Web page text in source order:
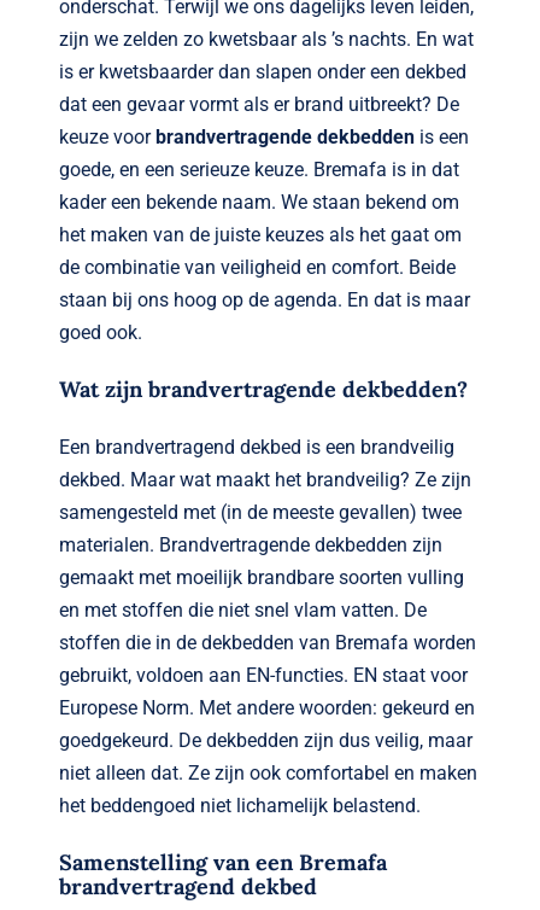
onderschat. Terwijl we ons dagelijks leven leiden,
zijn we zelden zo kwetsbaar als ’s nachts. En wat
is er kwetsbaarder dan slapen onder een dekbed
dat een gevaar vormt als er brand uitbreekt? De
keuze voor brandvertragende dekbeddenis een
goede, en een serieuze keuze. Bremafa is in dat
kader een bekende naam. We staan bekend om
het maken van de juiste keuzes als het gaat om
de combinatie van veiligheid en comfort. Beide
staan bij ons hoog op de agenda. En dat is maar
goed ook.
Wat zijn brandvertragende dekbedden?
Een brandvertragend dekbed is een brandveilig
dekbed. Maar wat maakt het brandveilig? Ze zijn
samengesteld met (in de meeste gevallen) twee
materialen. Brandvertragende dekbedden zijn
gemaakt met moeilijk brandbare soorten vulling
en met stoffen die niet snel vlam vatten. De
stoffen die in de dekbedden van Bremafa worden
gebruikt, voldoen aan EN-functies. EN staat voor
Europese Norm. Met andere woorden: gekeurd en
goedgekeurd. De dekbedden zijn dus veilig, maar
niet alleen dat. Ze zijn ook comfortabel en maken
het beddengoed niet lichamelijk belastend.
Samenstelling van een Bremafa
brandvertragend dekbed